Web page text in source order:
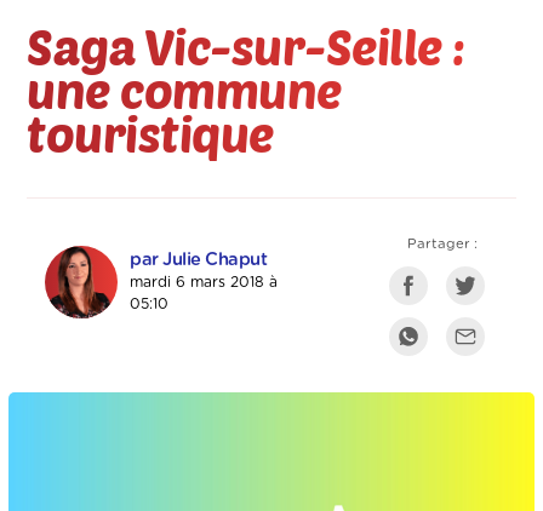
Saga Vic-sur-Seille :
une commune
touristique
par Julie Chaput
mardi 6 mars 2018 à
05:10
Partager :